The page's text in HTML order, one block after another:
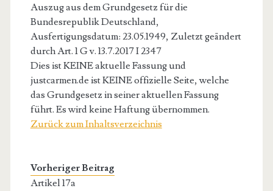
Auszug aus dem Grundgesetz für die
Bundesrepublik Deutschland,
Ausfertigungsdatum: 23.05.1949, Zuletzt geändert
durch Art. 1 G v. 13.7.2017 I 2347
Dies ist KEINE aktuelle Fassung und
justcarmen.de ist KEINE offizielle Seite, welche
das Grundgesetz in seiner aktuellen Fassung
führt. Es wird keine Haftung übernommen.
Zurück zum Inhaltsverzeichnis
Vorheriger Beitrag
Artikel 17a